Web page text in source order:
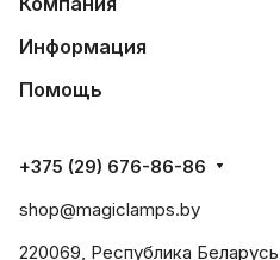
Информация
Помощь
+375 (29) 676-86-86
shop@magiclamps.by
220069, Республика